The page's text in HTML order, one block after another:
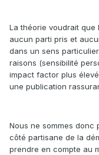
La théorie voudrait
aucun parti pris et
dans un sens
raisons (sensibilité
impact factor plus
une publication
Nous ne sommes donc
côté partisane de la
prendre en compte au